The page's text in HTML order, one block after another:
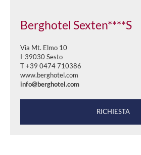
Berghotel Sexten****S
Via Mt. Elmo 10
I-39030 Sesto
T +39 0474 710386
www.berghotel.com
info@berghotel.com
RICHIESTA